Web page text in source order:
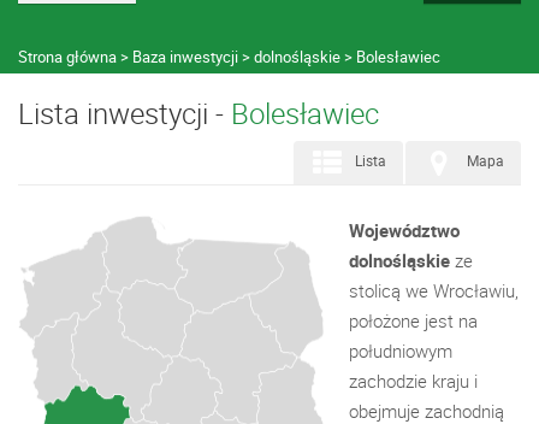
Strona główna Baza inwestycji dolnośląskie Bolesławiec
Lista inwestycji - Bolesławiec
Mapa
Lista
Województwo
dolnośląskie ze
stolicą we Wrocławiu,
położone jest na
południowym
zachodzie kraju i
obejmuje zachodnią